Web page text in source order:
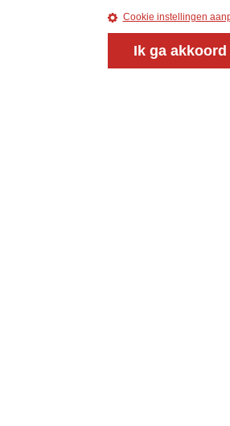
Cookie instellingen
Ik ga akkoord